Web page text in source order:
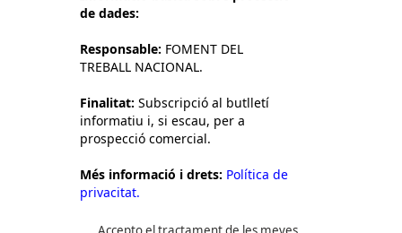
de dades:
Responsable: FOMENT DEL
TREBALL NACIONAL.
Finalitat: Subscripció al butlletí
informatiu i, si escau, per a
prospecció comercial.
Més informació i drets: Política de
privacitat.